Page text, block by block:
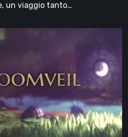
un viaggio tanto…